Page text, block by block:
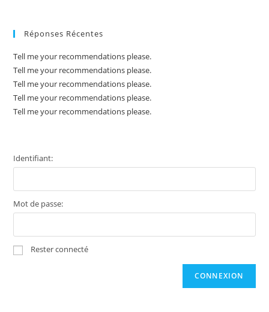
Réponses Récentes
Tell me your recommendations please.
Tell me your recommendations please.
Tell me your recommendations please.
Tell me your recommendations please.
Tell me your recommendations please.
Identifiant:
Mot de passe:
Rester connecté
CONNEXION